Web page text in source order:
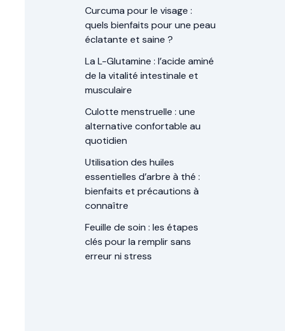
Curcuma pour le visage :
quels bienfaits pour une peau
éclatante et saine ?
La L-Glutamine : l’acide aminé
de la vitalité intestinale et
musculaire
Culotte menstruelle : une
alternative confortable au
quotidien
Utilisation des huiles
essentielles d’arbre à thé :
bienfaits et précautions à
connaître
Feuille de soin : les étapes
clés pour la remplir sans
erreur ni stress